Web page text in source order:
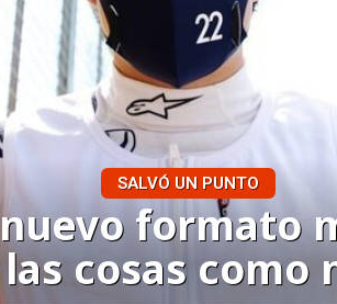
SALVÓ UN PUNTO
formato
cosas como